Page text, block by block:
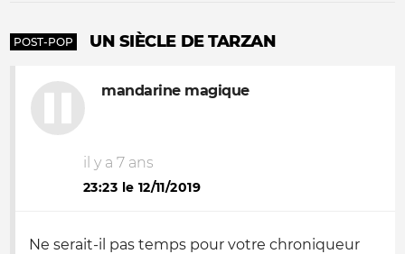
POST-POP UN SIÈCLE DE TARZAN
mandarine magique
il y a 7 ans
23:23 le 12/11/2019
Ne serait-il pas temps pour votre chroniqueur